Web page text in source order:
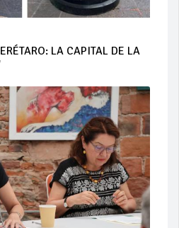
LA CAPITAL DE LA